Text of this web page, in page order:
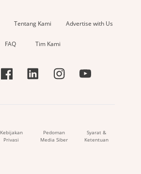
Tentang Kami Advertise with Us
FAQ Tim Kami
Kebijakan
Privasi
Pedoman
Media Siber
Syarat &
Ketentuan